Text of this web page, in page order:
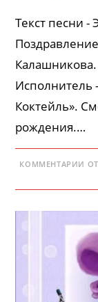
Текст песни
Исполнитель
Коктейль».
рождения.…
КОММЕНТАРИИ К